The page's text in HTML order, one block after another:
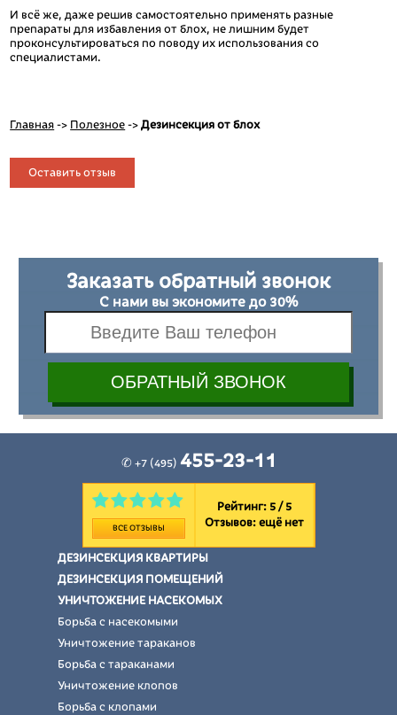
И всё же, даже решив самостоятельно применять разные
препараты для избавления от блох, не лишним будет
проконсультироваться по поводу их использования со
специалистами.
Главная -> Полезное ->Дезинсекция от блох
Оставить отзыв
Заказать обратный звонок
С нами вы экономите до 30%
✆ +7 (495) 455-23-11
ВСЕ ОТЗЫВЫ
Рейтинг: 5 / 5
Отзывов: ещё нет
ДЕЗИНСЕКЦИЯ КВАРТИРЫ
ДЕЗИНСЕКЦИЯ ПОМЕЩЕНИЙ
УНИЧТОЖЕНИЕ НАСЕКОМЫХ
Борьба с насекомыми
Уничтожение тараканов
Борьба с тараканами
Уничтожение клопов
Борьба с клопами